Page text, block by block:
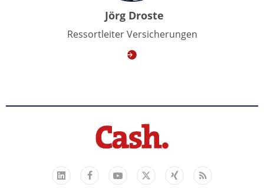
Jörg Droste
Ressortleiter Versicherungen
LinkedIn
FacebookYouTube
X
Xing Feed